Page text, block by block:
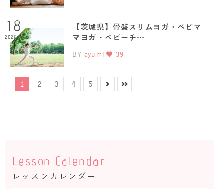
18
2026.06
【茨城県】骨盤スリムヨガ・ベビマ
マヨガ・ベビーチ…
BY ayumi 39
1 2 3 4 5
Lesson Calendar
レッスンカレンダー